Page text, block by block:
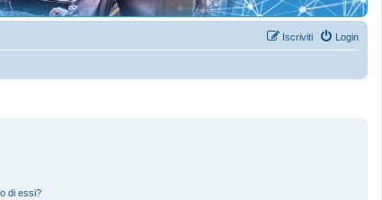
Login
Iscriviti
di essi?